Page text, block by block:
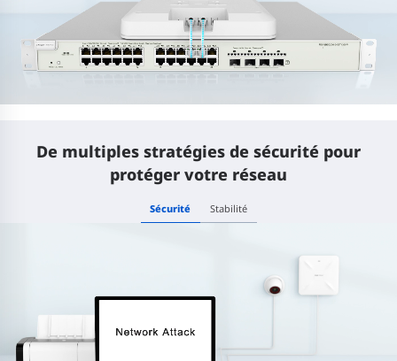
De multiples stratégies de sécurité pour
protéger votre réseau
Sécurité Stabilité